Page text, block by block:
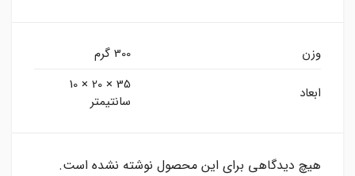
وزن 300 گرم
ابعاد
35 × 20 × 10
سانتیمتر
هیچ دیدگاهی برای این محصول نوشته نشده است.